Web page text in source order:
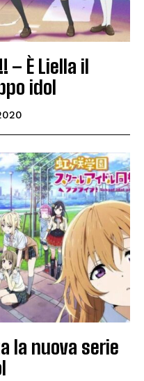
– È Liella il
idol
la nuova serie